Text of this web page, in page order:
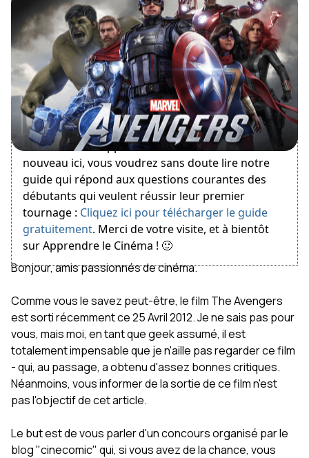
April 30, 2012
Bienvenue sur Apprendre le Cinéma ! Si vous êtes
nouveau ici, vous voudrez sans doute lire notre
guide qui répond aux questions courantes des
débutants qui veulent réussir leur premier
tournage : Cliquez ici pour télécharger le guide
gratuitement. Merci de votre visite, et à bientôt
sur Apprendre le Cinéma ! 🙂
Bonjour, amis passionnés de cinéma.
Comme vous le savez peut-être, le film The Avengers
est sorti récemment ce 25 Avril 2012. Je ne sais pas pour
vous, mais moi, en tant que geek assumé, il est
totalement impensable que je n'aille pas regarder ce film
- qui, au passage, a obtenu d'assez bonnes critiques.
Néanmoins, vous informer de la sortie de ce film n'est
pas l'objectif de cet article.
Le but est de vous parler d'un concours organisé par le
blog "cinecomic" qui, si vous avez de la chance, vous